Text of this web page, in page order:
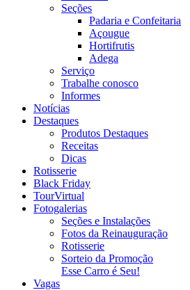
Seções
Padaria e Confeitaria
Açougue
Hortifrutis
Adega
Serviço
Trabalhe conosco
Informes
Notícias
Destaques
Produtos Destaques
Receitas
Dicas
Rotisserie
Black Friday
TourVirtual
Fotogalerias
Seções e Instalações
Fotos da Reinauguração
Rotisserie
Sorteio da Promoção
Esse Carro é Seu!
Vagas